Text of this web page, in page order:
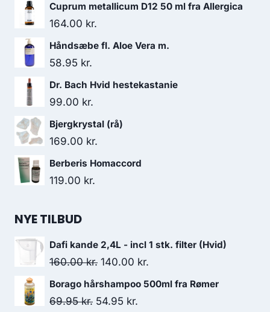
Cuprum metallicum D12 50 ml fra Allergica
164.00 kr.
Håndsæbe fl. Aloe Vera m.
58.95 kr.
Dr. Bach Hvid hestekastanie
99.00 kr.
Bjergkrystal (rå)
169.00 kr.
Berberis Homaccord
119.00 kr.
NYE TILBUD
Dafi kande 2,4L - incl 1 stk. filter (Hvid)
160.00kr. Den
oprindelige
pris
140.00 kr.
aktuelle
Borago hårshampoo 500ml fra Rømer
69.95kr. Den
54.95 kr.